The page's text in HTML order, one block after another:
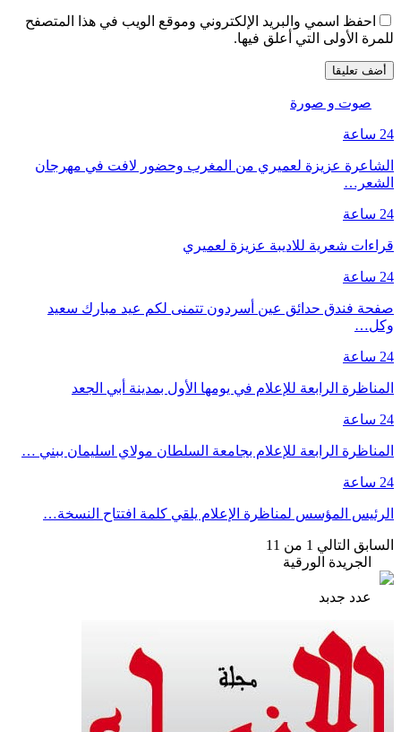
احفظ اسمي والبريد الإلكتروني وموقع الويب في هذا المتصفح
للمرة الأولى التي أعلق فيها.
صوت و صورة
24 ساعة
الشاعرة عزيزة لعميري من المغرب وحضور لافت في مهرجان
الشعر…
24 ساعة
قراءات شعرية للاديبة عزيزة لعميري
24 ساعة
صفحة فندق حدائق عين أسردون تتمنى لكم عيد مبارك سعيد
وكل…
24 ساعة
المناظرة الرابعة للإعلام في يومها الأول بمدينة أبي الجعد
24 ساعة
المناظرة الرابعة للإعلام بجامعة السلطان مولاي اسليمان ببني …
24 ساعة
الرئيس المؤسس لمناظرة الإعلام يلقي كلمة افتتاح النسخة…
السابق التالي 1 من 11
الجريدة الورقية
عدد جدبد